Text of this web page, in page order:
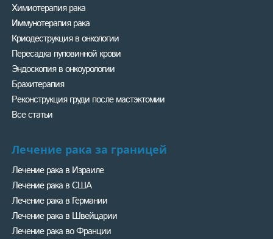
Химиотерапия рака
Иммунотерапия рака
Криодеструкция в онкологии
Пересадка пуповинной крови
Эндоскопия в онкоурологии
Брахитерапия
Реконструкция груди после мастэктомии
Все статьи
Лечение рака за границей
Лечение рака в Израиле
Лечение рака в США
Лечение рака в Германии
Лечение рака в Швейцарии
Лечение рака во Франции